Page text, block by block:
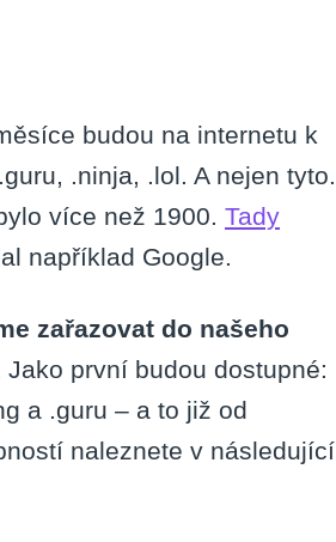
budou na internetu k
.ninja, .lol. A nejen tyto.
více než 1900. Tady
například Google.
zařazovat do našeho
Jako první budou dostupné:
a .guru – a to již od
naleznete v následující